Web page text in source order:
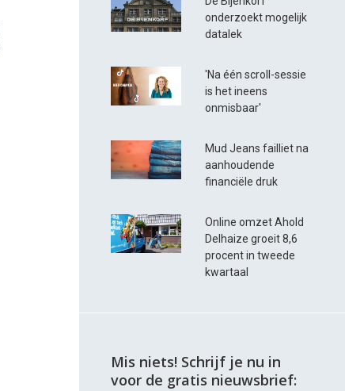
onderzoekt mogelijk
datalek
'Na één scroll-sessie
is het ineens
onmisbaar'
Mud Jeans failliet na
aanhoudende
financiële druk
Online omzet Ahold
Delhaize groeit 8,6
procent in tweede
kwartaal
Mis niets! Schrijf je nu in
voor de gratis nieuwsbrief: